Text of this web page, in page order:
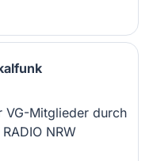
VG-Mitglieder durch
NRW